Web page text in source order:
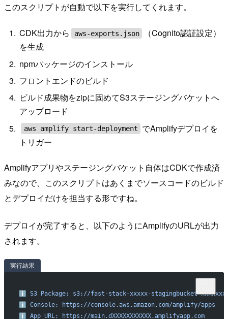
このスクリプトが自動で以下を実行してくれます。
CDK出力から aws-exports.json
（Cognito認証設定）
を生成
npmパッケージのインストール
フロントエンドのビルド
ビルド成果物をzipに固めてS3ステージングバケットへ
アップロード
aws amplify start-deployment
でAmplifyデプロイを
トリガー
Amplifyアプリやステージングバケット自体はCDKで作成済
みなので、このスクリプトはあくまでソースコードのビルド
とデプロイだけを担当する形ですね。
デプロイが完了すると、以下のようにAmplifyのURLが出力
されます。
実行結果
ℹ S3 Package:
s3://fast-stack-xxxxx-stagingbucket-
ℹ
Console:
https://console.aws.amazon.com/amplify/apps
ℹ
App URL:
https://main.dXXXXXXXXXXX.amplifyapp.com